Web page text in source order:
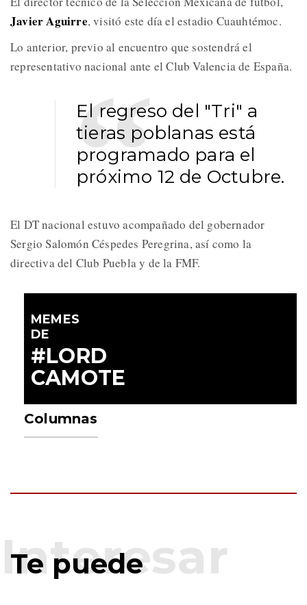
Javier Aguirre, visitó este día el estadio Cuauhtémoc.
Lo anterior, previo al encuentro que sostendrá el
representativo nacional ante el Club Valencia de España.
El regreso del "Tri" a
tieras poblanas está
programado para el
próximo 12 de Octubre.
El DT nacional estuvo acompañado del gobernador
Sergio Salomón Céspedes Peregrina, así como la
directiva del Club Puebla y de la FMF.
MEMES
DE
#LORD
CAMOTE
Columnas
Te puede